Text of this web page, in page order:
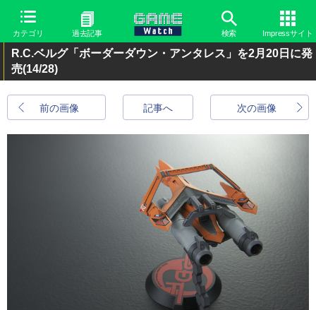
カテゴリ 過去記事 検索 Impressサイト
R.C.ベルグ「ボーダーダウン・アンタレス」を2月20日に発
売(14/28)
前の画像 次の画像
記事へ